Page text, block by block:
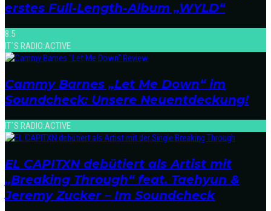
erstes Full-Length-Album „WYLD“
8.5
IT´S RADIO:ACTIVE
Cammy Barnes „Let Me Down“ im
Soundcheck: Unsere Neuentdeckung!
IT´S RADIO:ACTIVE
EL CAPITXN debütiert als Artist mit
„Breaking Through“ feat. Taehyun &
Jeremy Zucker – Im Soundcheck